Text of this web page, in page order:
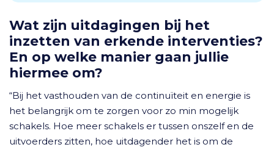
Wat zijn uitdagingen bij het
inzetten van erkende interventies?
En op welke manier gaan jullie
hiermee om?
“Bij het vasthouden van de continuïteit en energie is
het belangrijk om te zorgen voor zo min mogelijk
schakels. Hoe meer schakels er tussen onszelf en de
uitvoerders zitten, hoe uitdagender het is om de